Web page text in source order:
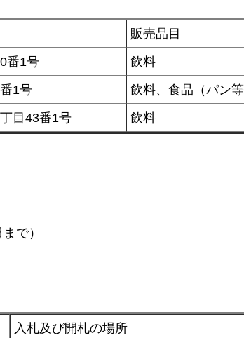
販売品目
番1号 飲料
1号 飲料、食品（パン等
目43番1号 飲料
で）
入札及び開札の場所